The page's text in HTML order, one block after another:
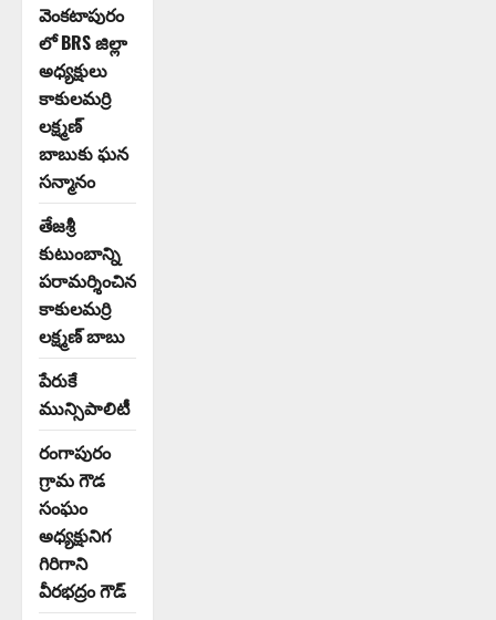
వెంకటాపురం
లో BRS జిల్లా
అధ్యక్షులు
కాకులమర్రి
లక్ష్మణ్
బాబుకు ఘన
సన్మానం
తేజశ్రీ
కుటుంబాన్ని
పరామర్శించిన
కాకులమర్రి
లక్ష్మణ్ బాబు
పేరుకే
మున్సిపాలిటీ
రంగాపురం
గ్రామ గౌడ
సంఘం
అధ్యక్షునిగ
గిరిగాని
వీరభద్రం గౌడ్